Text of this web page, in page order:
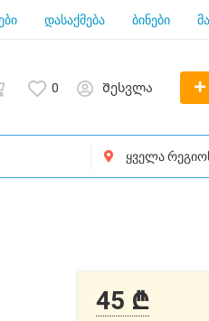
დასაქმება ბინები
0 Შესვლა
45 ₾